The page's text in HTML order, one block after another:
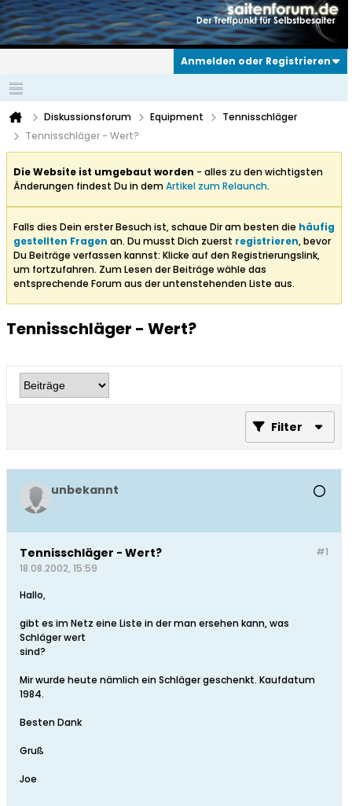
Anmelden oder Registrieren
Diskussionsforum Equipment
Tennisschläger
Tennisschläger - Wert?
Die Website ist umgebaut worden - alles zu den wichtigsten
Änderungen findest Du in demArtikel zum Relaunch.
Falls dies Dein erster Besuch ist, schaue Dir am besten die häufig
gestellten Fragen an. Du musst Dich zuerst registrieren, bevor
Du Beiträge verfassen kannst: Klicke auf den Registrierungslink,
um fortzufahren. Zum Lesen der Beiträge wähle das
entsprechende Forum aus der untenstehenden Liste aus.
Tennisschläger - Wert?
Filter
unbekannt
#1
Tennisschläger - Wert?
18.08.2002, 15:59
Hallo,
gibt es im Netz eine Liste in der man ersehen kann, was
Schläger wert
sind?
Mir wurde heute nämlich ein Schläger geschenkt. Kaufdatum
1984.
Besten Dank
Gruß
Joe